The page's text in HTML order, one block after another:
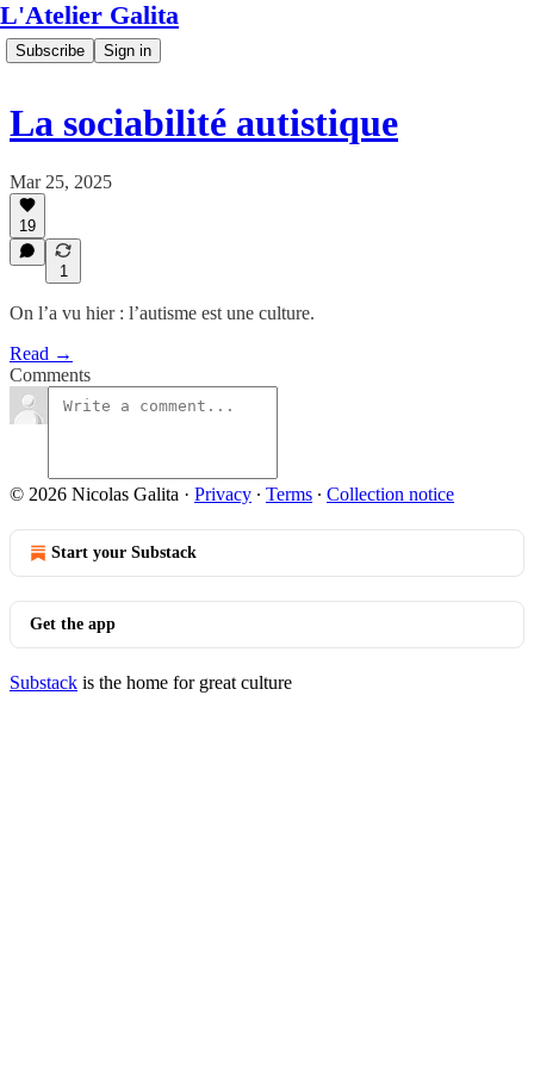
L'Atelier Galita
Subscribe Sign in
La sociabilité autistique
Mar 25, 2025
19
1
On l’a vu hier : l’autisme est une culture.
Read →
Comments
© 2026 Nicolas Galita · Privacy ∙ Terms ∙ Collection notice
Start your Substack
Get the app
Substack is the home for great culture